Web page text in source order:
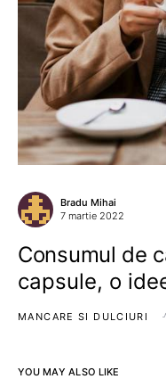
Bradu Mihai
7 martie 2022
Consumul de
capsule, o
MANCARE SI DULCIURI
YOU MAY ALSO LIKE